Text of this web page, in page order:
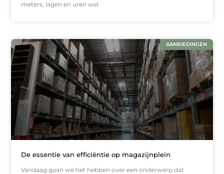
meters, lagen en uren wel
AANBIEDINGEN
De essentie van efficiëntie op magazijnplein
Vandaag gaan we het hebben over een onderwerp dat